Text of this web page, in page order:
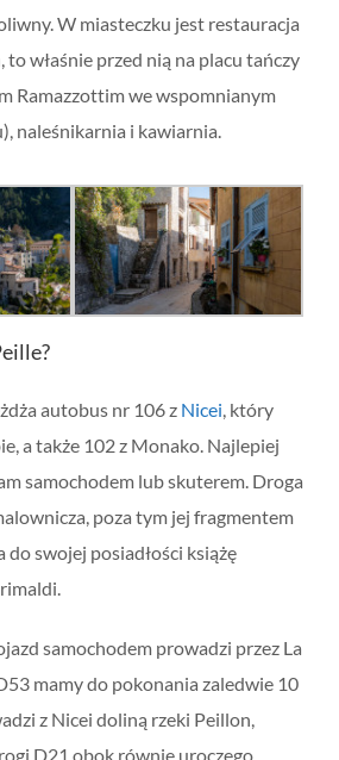
W miasteczku jest restauracja
właśnie przed nią na placu tańczy
Ramazzottim we wspomnianym
naleśnikarnia i kawiarnia.
autobus nr 106 z Nicei, który
a także 102 z Monako. Najlepiej
samochodem lub skuterem. Droga
poza tym jej fragmentem
do swojej posiadłości książę
samochodem prowadzi przez La
mamy do pokonania zaledwie 10
z Nicei doliną rzeki Peillon,
D21 obok równie uroczego